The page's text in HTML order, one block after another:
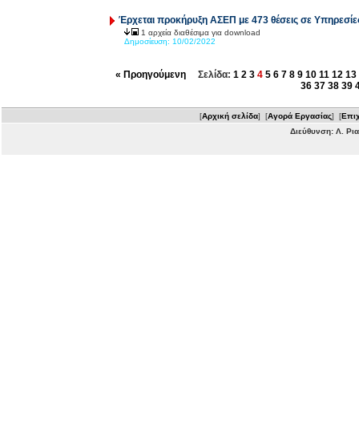
Έρχεται προκήρυξη ΑΣΕΠ με 473 θέσεις σε
1 αρχεία διαθέσιμα για download
Δημοσίευση: 10/02/2022
« ΠροηγούμενηΣελίδα: 1 2 3 4 5 6 7 8 9 10 11 12 13
36 37 38 39
[Αρχική σελίδα] [Αγορά Εργασίας] [
Διεύθυνση: Λ.